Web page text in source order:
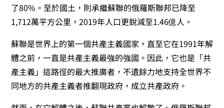
了80%。至於國土，則承繼蘇聯的俄羅斯聯邦已降至
1,712萬平方公里，2019年人口更銳減至1.46億人。
蘇聯是世界上的第一個共產主義國家，直至它在1991年解
體之前，一直是共產主義最強的強國。因此，它也是「共
產主義」這路徑的最大推廣者，不遺餘力地支持全世界不
同地方的共產主義者推翻現政府，成立共產政府。